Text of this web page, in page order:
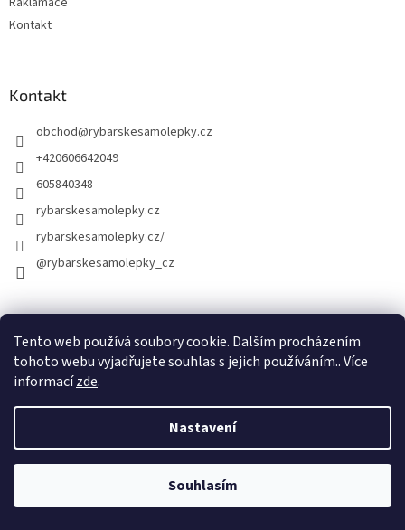
Tento web používá soubory cookie. Dalším procházením
tohoto webu vyjadřujete souhlas s jejich používáním.. Více
informacízde.
Nastavení
Souhlasím
Kontakt
Kontakt
obchod@rybarskesamolepky.cz
+420606642049
605840348
rybarskesamolepky.cz
rybarskesamolepky.cz/
@rybarskesamolepky_cz
Odebírat newsletter
Vložte svůj e-mail a my vám budeme zasílat informace o nových
produktech na našem e-shopu.
E-mail
Vložením e-mailu souhlasíte spodmínkami ochrany osobních údajů